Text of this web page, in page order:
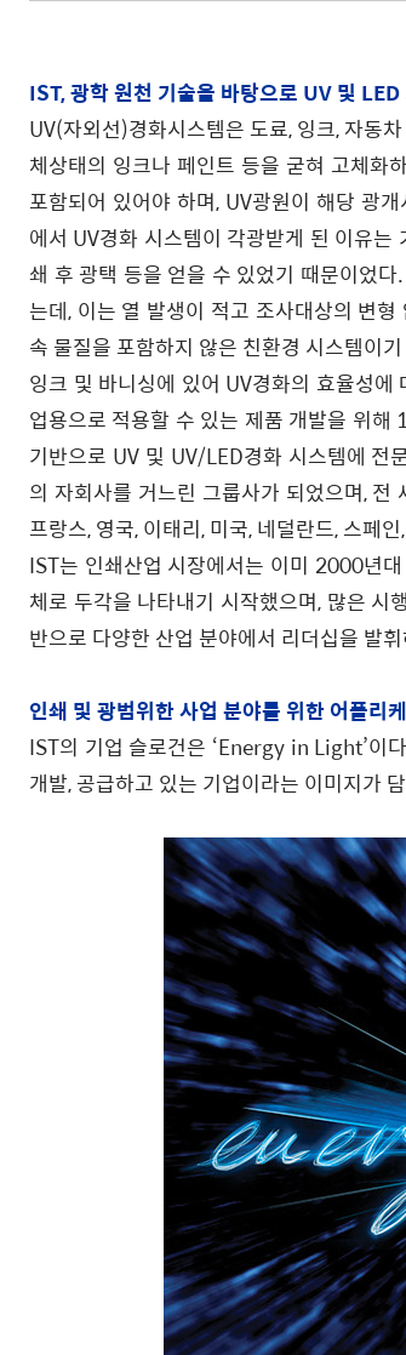
IST, 광학 원천 기술을 바탕으로 UV 및 LED
UV(자외선)경화시스템은 도료, 잉크, 자동
체상태의 잉크나 페인트 등을 굳혀 고체화
포함되어 있어야 하며, UV광원이 해당 광
에서 UV경화 시스템이 각광받게 된 이유
쇄 후 광택 등을 얻을 수 있었기 때문이었
는데, 이는 열 발생이 적고 조사대상의 변
속 물질을 포함하지 않은 친환경 시스템이
잉크 및 바니싱에 있어 UV경화의 효율성
업용으로 적용할 수 있는 제품 개발을 위
기반으로 UV 및 UV/LED경화 시스템에 전
의 자회사를 거느린 그룹사가 되었으며,
프랑스, 영국, 이태리, 미국, 네덜란드, 스페
IST는 인쇄산업 시장에서는 이미 2000년
체로 두각을 나타내기 시작했으며, 많은 시
반으로 다양한 산업 분야에서 리더십을 발
인쇄 및 광범위한 사업 분야를 위한 어플리
IST의 기업 슬로건은 ‘Energy in Light’이
개발, 공급하고 있는 기업이라는 이미지가